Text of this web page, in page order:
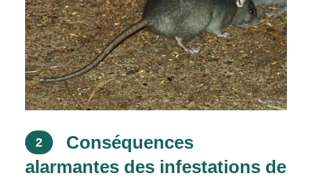
2
Conséquences
alarmantes des infestations de